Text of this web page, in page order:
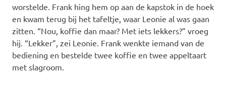
worstelde. Frank hing hem op aan de kapstok in de hoek
en kwam terug bij het tafeltje, waar Leonie al was gaan
zitten. “Nou, koffie dan maar? Met iets lekkers?” vroeg
hij. “Lekker”, zei Leonie. Frank wenkte iemand van de
bediening en bestelde twee koffie en twee appeltaart
met slagroom.